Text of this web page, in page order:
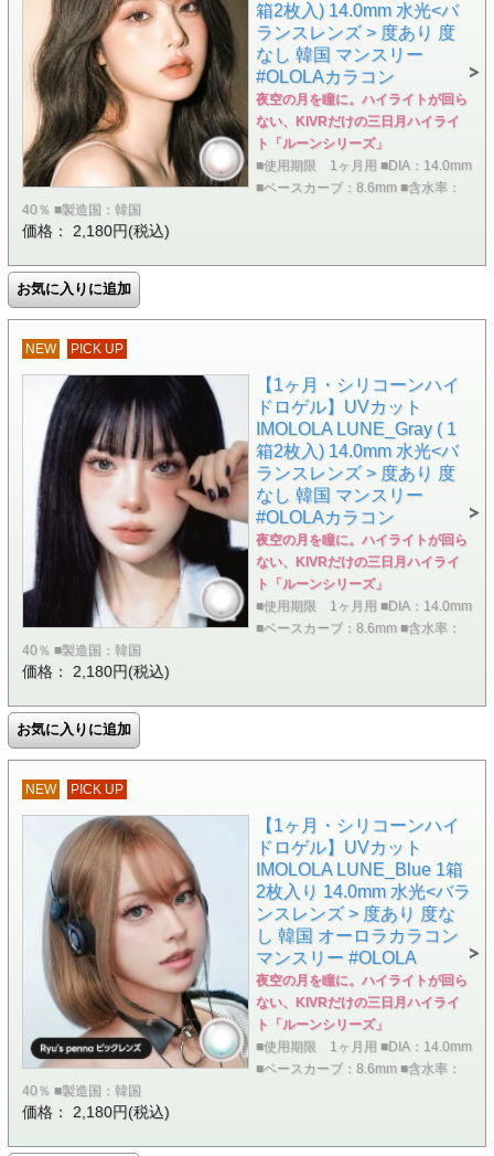
箱2枚入) 14.0mm 水光<バ
ランスレンズ > 度あり 度
なし 韓国 マンスリー
#OLOLAカラコン
夜空の月を瞳に。ハイライトが回ら
ない、KIVRだけの三日月ハイライ
ト「ルーンシリーズ」
■使用期限 1ヶ月用 ■DIA：14.0mm
■ベースカーブ：8.6mm ■含水率：
40％ ■製造国：韓国
価格： 2,180円(税込)
NEW PICK UP
【1ヶ月・シリコーンハイ
ドロゲル】UVカット
IMOLOLA LUNE_Gray ( 1
箱2枚入) 14.0mm 水光<バ
ランスレンズ > 度あり 度
なし 韓国 マンスリー
#OLOLAカラコン
夜空の月を瞳に。ハイライトが回ら
ない、KIVRだけの三日月ハイライ
ト「ルーンシリーズ」
■使用期限 1ヶ月用 ■DIA：14.0mm
■ベースカーブ：8.6mm ■含水率：
40％ ■製造国：韓国
価格： 2,180円(税込)
NEW PICK UP
【1ヶ月・シリコーンハイ
ドロゲル】UVカット
IMOLOLA LUNE_Blue 1箱
2枚入り 14.0mm 水光<バラ
ンスレンズ > 度あり 度な
し 韓国 オーロラカラコン
マンスリー #OLOLA
夜空の月を瞳に。ハイライトが回ら
ない、KIVRだけの三日月ハイライ
ト「ルーンシリーズ」
■使用期限 1ヶ月用 ■DIA：14.0mm
■ベースカーブ：8.6mm ■含水率：
40％ ■製造国：韓国
価格： 2,180円(税込)